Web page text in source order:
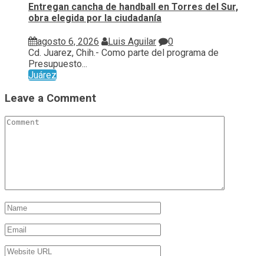
Entregan cancha de handball en Torres del Sur,
obra elegida por la ciudadanía
agosto 6, 2026 Luis Aguilar
0
Cd. Juarez, Chih.- Como parte del programa de
Presupuesto...
Juárez
Leave a Comment